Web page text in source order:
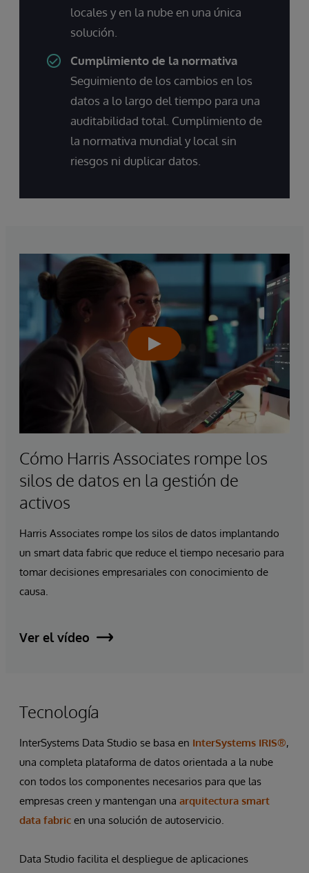
locales y en la nube en una única
solución.
Cumplimiento de la normativa
Seguimiento de los cambios en los
datos a lo largo del tiempo para una
auditabilidad total. Cumplimiento de
la normativa mundial y local sin
riesgos ni duplicar datos.
Cómo Harris Associates rompe los
silos de datos en la gestión de
activos
Harris Associates rompe los silos de datos implantando
un smart data fabric que reduce el tiempo necesario para
tomar decisiones empresariales con conocimiento de
causa.
Ver el vídeo
Tecnología
InterSystems Data Studio se basa en InterSystems IRIS®,
una completa plataforma de datos orientada a la nube
con todos los componentes necesarios para que las
empresas creen y mantengan una arquitectura smart
data fabric en una solución de autoservicio.
Data Studio facilita el despliegue de aplicaciones